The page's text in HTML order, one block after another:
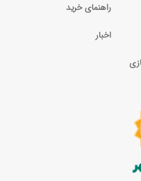
راهنمای خرید
اخبار